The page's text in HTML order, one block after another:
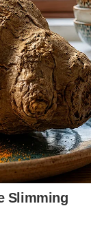
dominan di
terus